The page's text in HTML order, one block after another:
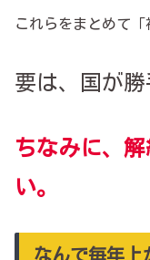
これらをまとめて「
要は、国が勝
ちなみに、
い。
なんで毎年上